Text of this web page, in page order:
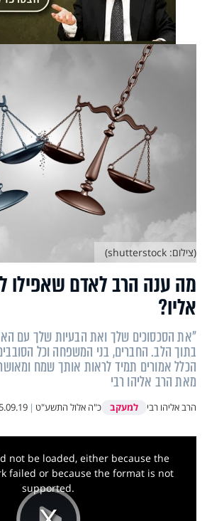
מה ענה הרב לאדם שאפילו
אליו?
"את הסכסוכים שלך ואת הבעיות שלך עם
בתוך הלב. החברים, בני המשפחה וכל
הכלל אמורים תמיד לראות אותך שמח
מאת הרב אליהו רבי
הרב אליהו רבי למעקב כ"ה אלול התשע"ט |
(צילום: shutterstock)
not be loaded, either because the
failed or because the format is not
supported.